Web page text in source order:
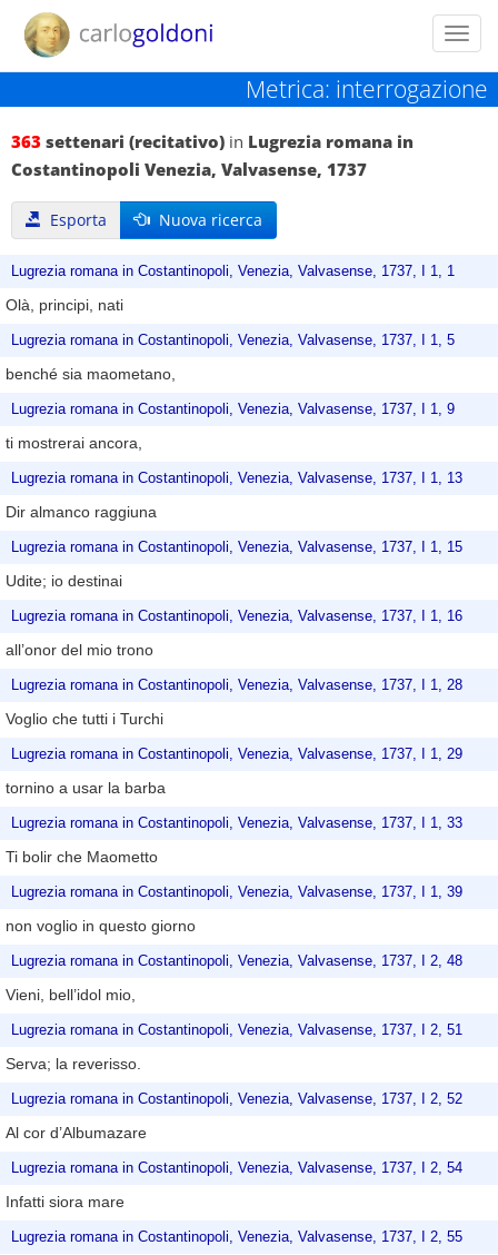
Metrica: interrogazione
363 settenari (recitativo) in Lugrezia romana in
Costantinopoli Venezia, Valvasense, 1737
Esporta Nuova ricerca
Lugrezia romana in Costantinopoli, Venezia, Valvasense, 1737, I 1, 1
Olà, principi, nati
Lugrezia romana in Costantinopoli, Venezia, Valvasense, 1737, I 1, 5
benché sia maometano,
Lugrezia romana in Costantinopoli, Venezia, Valvasense, 1737, I 1, 9
ti mostrerai ancora,
Lugrezia romana in Costantinopoli, Venezia, Valvasense, 1737, I 1, 13
Dir almanco raggiuna
Lugrezia romana in Costantinopoli, Venezia, Valvasense, 1737, I 1, 15
Udite; io destinai
Lugrezia romana in Costantinopoli, Venezia, Valvasense, 1737, I 1, 16
all’onor del mio trono
Lugrezia romana in Costantinopoli, Venezia, Valvasense, 1737, I 1, 28
Voglio che tutti i Turchi
Lugrezia romana in Costantinopoli, Venezia, Valvasense, 1737, I 1, 29
tornino a usar la barba
Lugrezia romana in Costantinopoli, Venezia, Valvasense, 1737, I 1, 33
Ti bolir che Maometto
Lugrezia romana in Costantinopoli, Venezia, Valvasense, 1737, I 1, 39
non voglio in questo giorno
Lugrezia romana in Costantinopoli, Venezia, Valvasense, 1737, I 2, 48
Vieni, bell’idol mio,
Lugrezia romana in Costantinopoli, Venezia, Valvasense, 1737, I 2, 51
Serva; la reverisso.
Lugrezia romana in Costantinopoli, Venezia, Valvasense, 1737, I 2, 52
Al cor d’Albumazare
Lugrezia romana in Costantinopoli, Venezia, Valvasense, 1737, I 2, 54
Infatti siora mare
Lugrezia romana in Costantinopoli, Venezia, Valvasense, 1737, I 2, 55